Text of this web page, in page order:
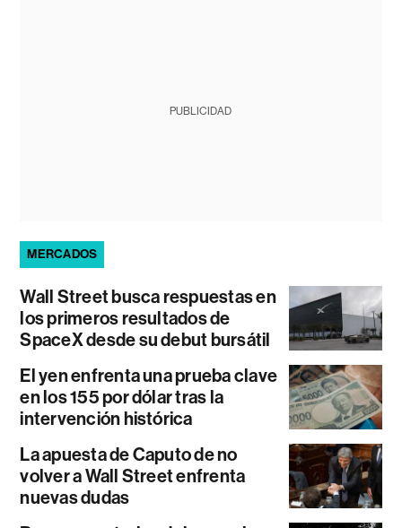
PUBLICIDAD
MERCADOS
Wall Street busca respuestas en
los primeros resultados de
SpaceX desde su debut bursátil
El yen enfrenta una prueba clave
en los 155 por dólar tras la
intervención histórica
La apuesta de Caputo de no
volver a Wall Street enfrenta
nuevas dudas